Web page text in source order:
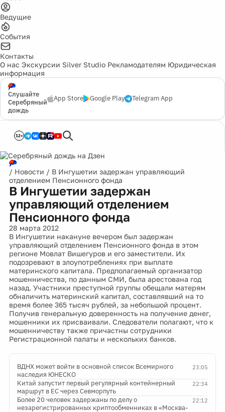
Ведущие
События
Контакты
О нас Экскурсии Silver Studio Рекламодателям Юридическая
информация
Слушайте
Серебряный
дождь
App Store Google Play Telegram App
12+
/ Новости / В Ингушетии задержан управляющий
отделением Пенсионного фонда
В Ингушетии задержан
управляющий отделением
Пенсионного фонда
28 марта 2012
В Ингушетии накануне вечером был задержан
управляющий отделением Пенсионного фонда в этом
регионе Мовлат Вишегуров и его заместители. Их
подозревают в злоупотреблениях при выплате
материнского капитала. Предполагаемый организатор
мошенничества, по данным СМИ, была арестована год
назад. Участники преступной группы обещали матерям
обналичить материнский капитал, составлявший на то
время более 365 тысяч рублей, за небольшой процент.
Получив генеральную доверенность на получение денег,
мошенники их присваивали. Следователи полагают, что к
мошенничеству также причастны сотрудники
Регистрационной палаты и нескольких банков.
23:05
ВДНХ может войти в основной список Всемирного
наследия ЮНЕСКО
22:34
Китай запустит первый регулярный контейнерный
маршрут в ЕС через Севморпуть
22:12
Более 20 человек задержаны по делу о
незарегистрированных криптообменниках в «Москва-